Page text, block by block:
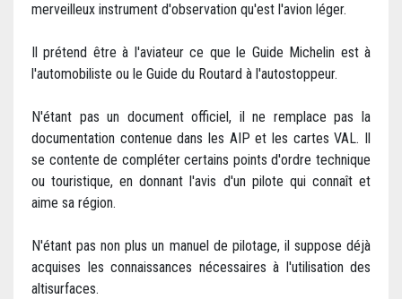
merveilleux instrument d'observation qu'est l'avion léger.
Il prétend être à l'aviateur ce que le Guide Michelin est à
l'automobiliste ou le Guide du Routard à l'autostoppeur.
N'étant pas un document officiel, il ne remplace pas la
documentation contenue dans les AIP et les cartes VAL. Il
se contente de compléter certains points d'ordre technique
ou touristique, en donnant l'avis d'un pilote qui connaît et
aime sa région.
N'étant pas non plus un manuel de pilotage, il suppose déjà
acquises les connaissances nécessaires à l'utilisation des
altisurfaces.